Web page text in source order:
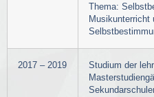
Thema:
Musikunterricht
2017 – 2019
Studium der